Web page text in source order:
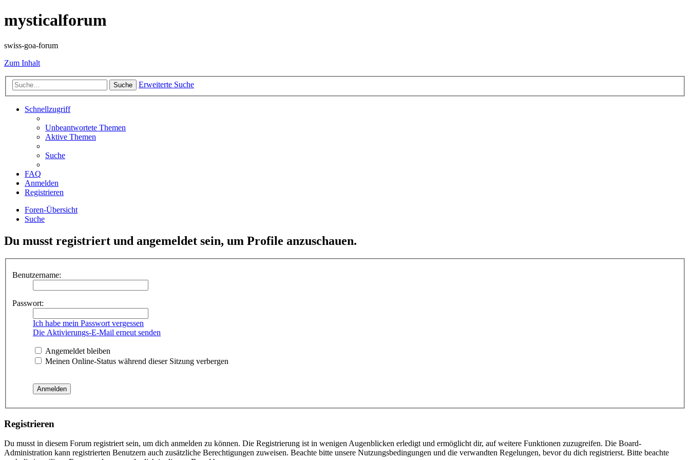
mysticalforum
swiss-goa-forum
Zum Inhalt
Suche Erweiterte Suche
Schnellzugriff
Unbeantwortete Themen
Aktive Themen
Suche
FAQ
Anmelden
Registrieren
Foren-Übersicht
Suche
Du musst registriert und angemeldet sein, um Profile anzuschauen.
Benutzername:
Passwort:
Ich habe mein Passwort vergessen
Die Aktivierungs-E-Mail erneut senden
Angemeldet bleiben
Meinen Online-Status während dieser Sitzung verbergen
Registrieren
Du musst in diesem Forum registriert sein, um dich anmelden zu können. Die Registrierung ist in wenigen Augenblicken erledigt und ermöglicht dir, auf weitere Funktionen zuzugreifen. Die Board-
Administration kann registrierten Benutzern auch zusätzliche Berechtigungen zuweisen. Beachte bitte unsere Nutzungsbedingungen und die verwandten Regelungen, bevor du dich registrierst. Bitte beachte